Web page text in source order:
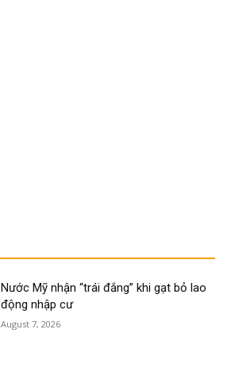
Nước Mỹ nhận “trái đắng” khi gạt bỏ lao
động nhập cư
August 7, 2026